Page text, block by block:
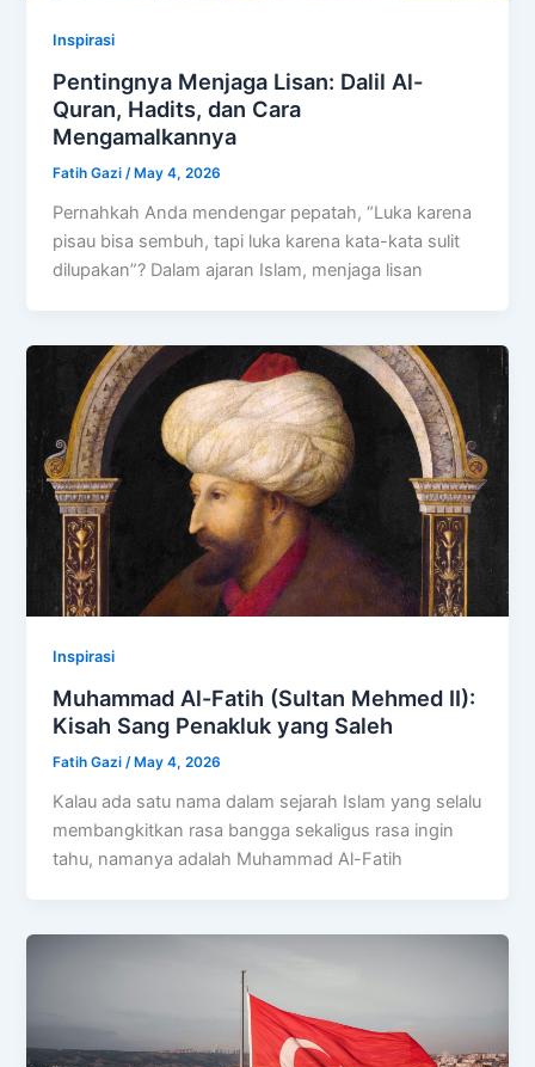
Inspirasi
Pentingnya Menjaga Lisan: Dalil Al-
Quran, Hadits, dan Cara
Mengamalkannya
Fatih Gazi/May 4, 2026
Pernahkah Anda mendengar pepatah, “Luka karena
pisau bisa sembuh, tapi luka karena kata-kata sulit
dilupakan”? Dalam ajaran Islam, menjaga lisan
Inspirasi
Muhammad Al-Fatih (Sultan Mehmed II):
Kisah Sang Penakluk yang Saleh
Fatih Gazi/ May 4, 2026
Kalau ada satu nama dalam sejarah Islam yang selalu
membangkitkan rasa bangga sekaligus rasa ingin
tahu, namanya adalah Muhammad Al-Fatih